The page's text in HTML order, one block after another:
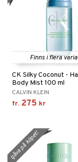
Finns i flera
CK Silky Coconut -
Body Mist 100 ml
CALVIN KLEIN
fr. 275 kr
gåva på köpet!